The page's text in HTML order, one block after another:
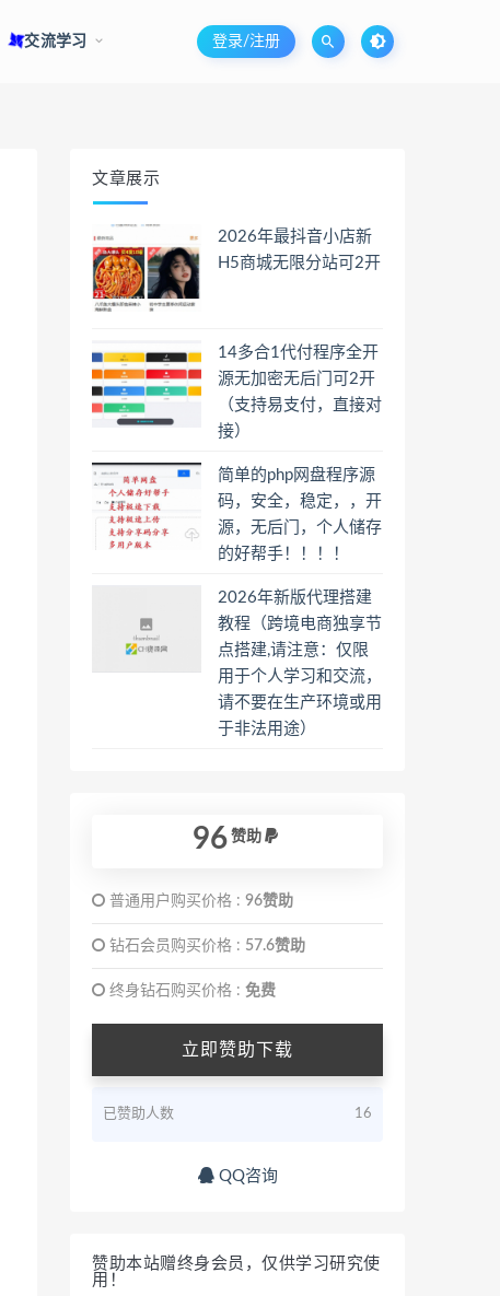
交流学习 登录/注册
文章展示
2026年最抖音小店新
H5商城无限分站可2开
14多合1代付程序全开
源无加密无后门可2开
（支持易支付，直接对
接）
简单的php网盘程序源
码，安全，稳定，，开
源，无后门，个人储存
的好帮手！！！！
2026年新版代理搭建
教程（跨境电商独享节
点搭建,请注意：仅限
用于个人学习和交流，
请不要在生产环境或用
于非法用途）
96 赞助
普通用户购买价格 : 96赞助
钻石会员购买价格 : 57.6赞助
终身钻石购买价格 : 免费
立即赞助下载
已赞助人数 16
QQ咨询
赞助本站赠终身会员，仅供学习研究使
用！